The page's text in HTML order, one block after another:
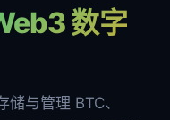
数字
与管理 BTC、